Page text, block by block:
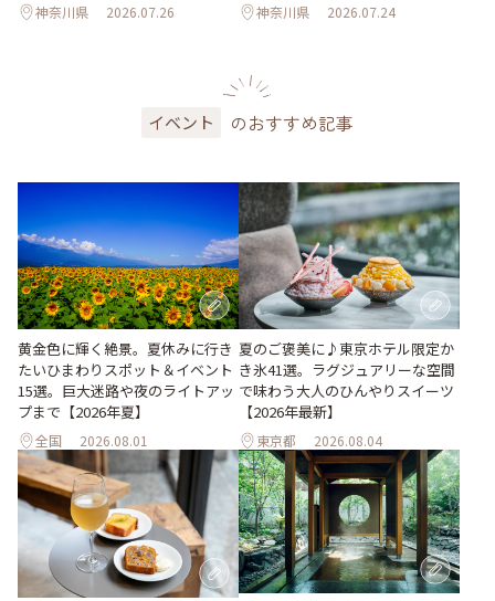
神奈川県 2026.07.26 神奈川県 2026.07.24
イベント のおすすめ記事
黄金色に輝く絶景。夏休みに行き
たいひまわりスポット＆イベント
15選。巨大迷路や夜のライトアッ
プまで【2026年夏】
全国 2026.08.01
夏のご褒美に♪東京ホテル限定か
き氷41選。ラグジュアリーな空間
で味わう大人のひんやりスイーツ
【2026年最新】
東京都 2026.08.04